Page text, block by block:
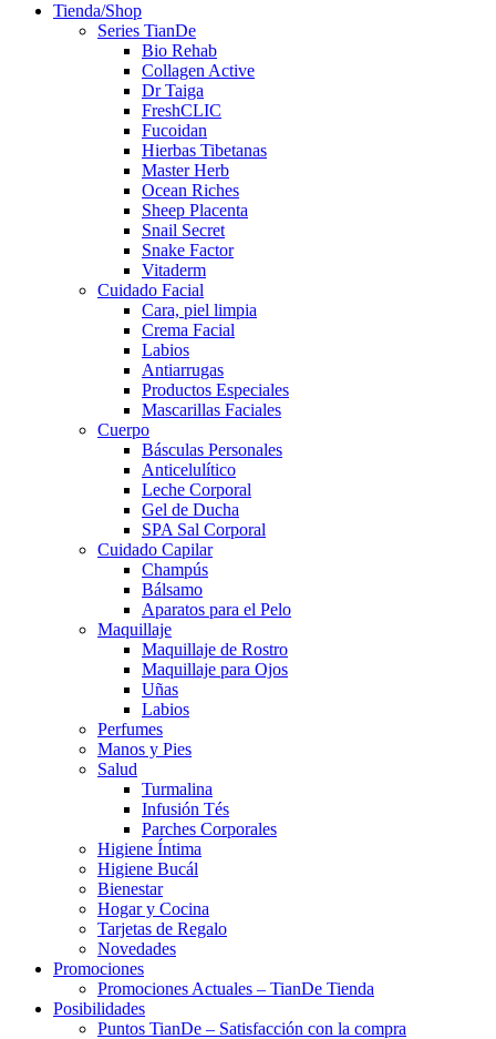
Tienda/Shop
Series TianDe
Bio Rehab
Collagen Active
Dr Taiga
FreshCLIC
Fucoidan
Hierbas Tibetanas
Master Herb
Ocean Riches
Sheep Placenta
Snail Secret
Snake Factor
Vitaderm
Cuidado Facial
Cara, piel limpia
Crema Facial
Labios
Antiarrugas
Productos Especiales
Mascarillas Faciales
Cuerpo
Básculas Personales
Anticelulítico
Leche Corporal
Gel de Ducha
SPA Sal Corporal
Cuidado Capilar
Champús
Bálsamo
Aparatos para el Pelo
Maquillaje
Maquillaje de Rostro
Maquillaje para Ojos
Uñas
Labios
Perfumes
Manos y Pies
Salud
Turmalina
Infusión Tés
Parches Corporales
Higiene Íntima
Higiene Bucál
Bienestar
Hogar y Cocina
Tarjetas de Regalo
Novedades
Promociones
Promociones Actuales – TianDe Tienda
Posibilidades
Puntos TianDe – Satisfacción con la compra